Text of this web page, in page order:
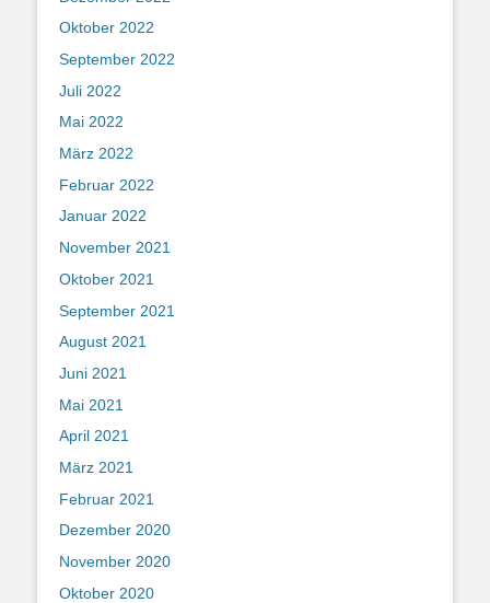
Oktober 2022
September 2022
Juli 2022
Mai 2022
März 2022
Februar 2022
Januar 2022
November 2021
Oktober 2021
September 2021
August 2021
Juni 2021
Mai 2021
April 2021
März 2021
Februar 2021
Dezember 2020
November 2020
Oktober 2020